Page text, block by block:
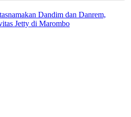
Dandim dan Danrem,
Jetty di Marombo